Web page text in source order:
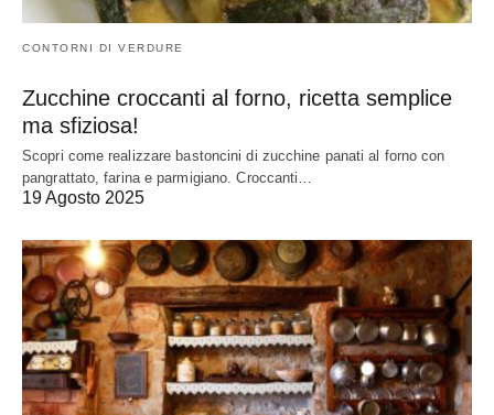
CONTORNI DI VERDURE
Zucchine croccanti al forno, ricetta semplice
ma sfiziosa!
Scopri come realizzare bastoncini di zucchine panati al forno con
pangrattato, farina e parmigiano. Croccanti…
19 Agosto 2025